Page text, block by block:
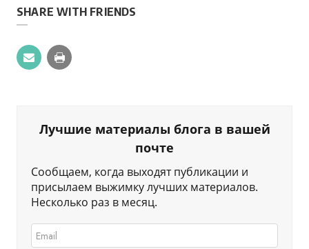
SHARE WITH FRIENDS
Лучшие материалы блога в вашей
почте
Сообщаем, когда выходят публикации и
присылаем выжимку лучших материалов.
Несколько раз в месяц.